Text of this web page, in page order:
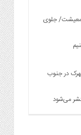
معیشت/ جلوی
در جنوب
می‌شود